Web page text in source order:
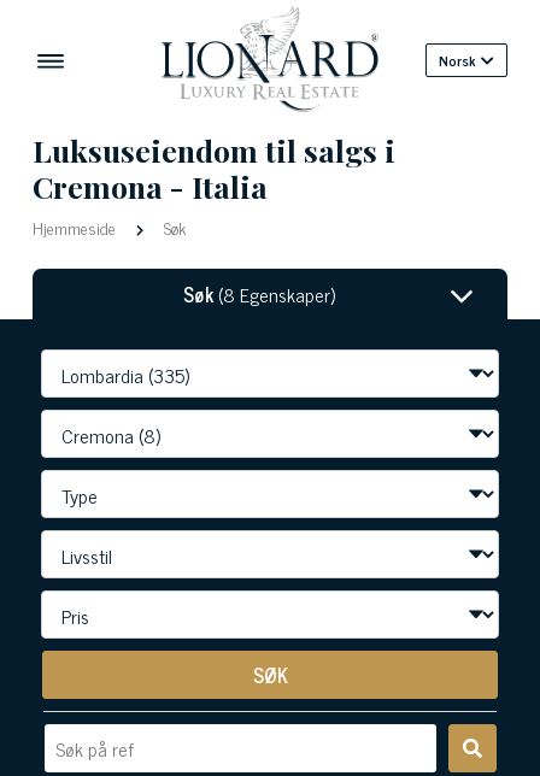
Norsk
Luksuseiendom til salgs i
Cremona - Italia
Hjemmeside Søk
Søk(8 Egenskaper)
SØK